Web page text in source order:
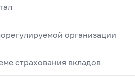
организации
страхования вкладов